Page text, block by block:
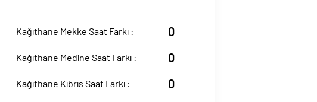
Kağıthane Mekke Saat Farkı : 0
Kağıthane Medine Saat Farkı : 0
Kağıthane Kıbrıs Saat Farkı : 0